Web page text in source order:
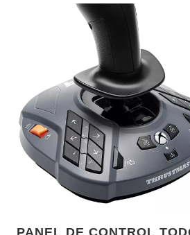
PANEL DE CONTROL